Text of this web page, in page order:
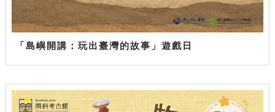
「島嶼開講：玩出臺灣的故事」遊戲日